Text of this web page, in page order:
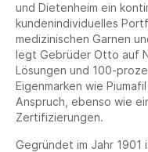
und Dietenheim ein
kundenindividuelles
medizinischen Garnen
legt Gebrüder Otto auf
Lösungen und 100-
Eigenmarken wie
Anspruch, ebenso wie
Zertifizierungen.
Gegründet im Jahr